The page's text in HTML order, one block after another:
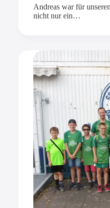
Andreas war für
nicht nur ein…